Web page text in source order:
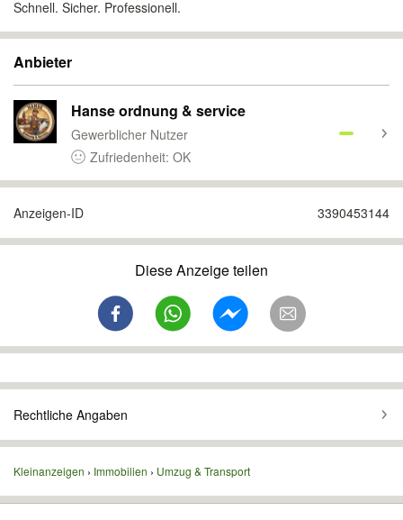
Schnell. Sicher. Professionell.
Anbieter
Hanse ordnung & service
Gewerblicher Nutzer
Zufriedenheit: OK
Anzeigen-ID 3390453144
Diese Anzeige teilen
Rechtliche Angaben
Kleinanzeigen Immobilien Umzug & Transport